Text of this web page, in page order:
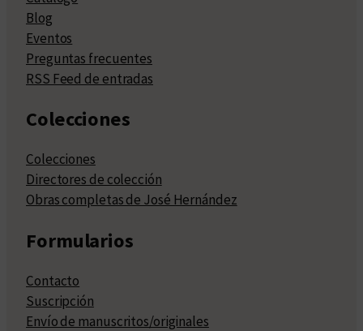
Blog
Eventos
Preguntas frecuentes
RSS Feed de entradas
Colecciones
Colecciones
Directores de colección
Obras completas de José Hernández
Formularios
Contacto
Suscripción
Envío de manuscritos/originales